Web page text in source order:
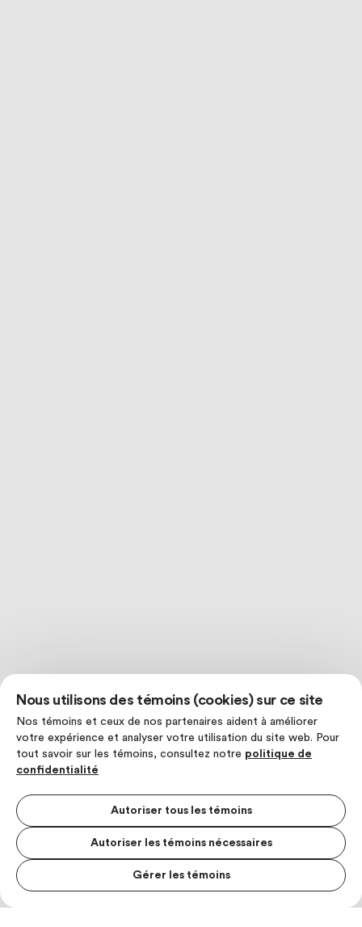
Nous utilisons des témoins (cookies) sur ce site
Nos témoins et ceux de nos partenaires aident à améliorer
votre expérience et analyser votre utilisation du site web. Pour
tout savoir sur les témoins, consultez notre politique de
confidentialité
Autoriser tous les témoins
Autoriser les témoins nécessaires
Gérer les témoins
MENU